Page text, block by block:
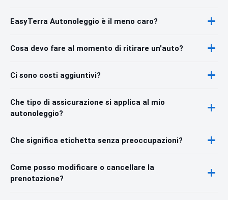
EasyTerra Autonoleggio è il meno caro?
Cosa devo fare al momento di ritirare un'auto?
Ci sono costi aggiuntivi?
Che tipo di assicurazione si applica al mio
autonoleggio?
Che significa etichetta senza preoccupazioni?
Come posso modificare o cancellare la
prenotazione?